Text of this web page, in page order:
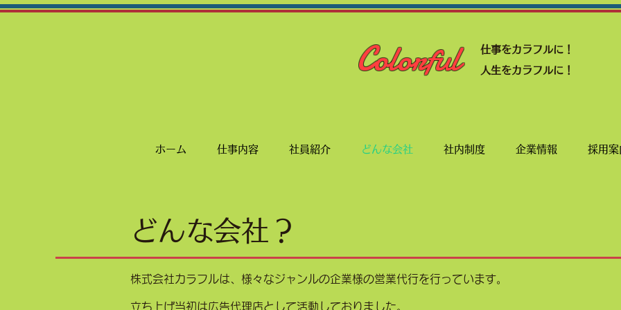
Colorful
仕事をカラフルに！
人生をカラフルに！
ホーム 仕事内容 社員紹介 どんな会社 社内制度 企業情報 採用案
どんな会社？
株式会社カラフルは、様々なジャンルの企業様の営業代行を行っています。
立ち上げ当初は広告代理店として活動しておりました。